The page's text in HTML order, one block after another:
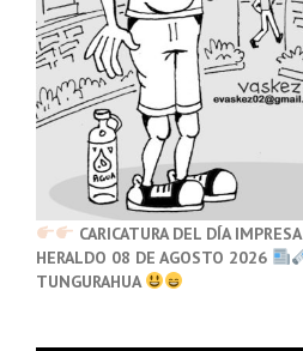
CARICATURA DEL DÍA
HERALDO 08 DE AGOSTO 2026
TUNGURAHUA